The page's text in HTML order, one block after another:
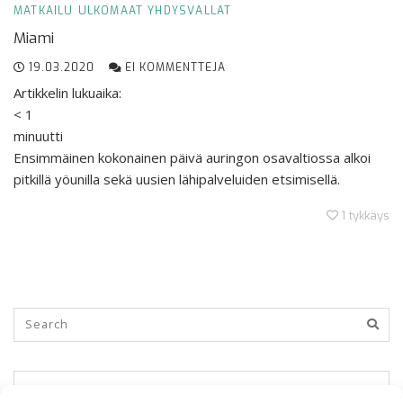
MATKAILU ULKOMAAT YHDYSVALLAT
Miami
19.03.2020 EI KOMMENTTEJA
Artikkelin lukuaika:
< 1
minuutti
Ensimmäinen kokonainen päivä auringon osavaltiossa alkoi
pitkillä yöunilla sekä uusien lähipalveluiden etsimisellä.
1 tykkäys